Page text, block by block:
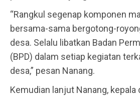
“Rangkul segenap komponen
bersama-sama bergotong-
desa. Selalu libatkan Badan
(BPD) dalam setiap kegiatan
desa,” pesan Nanang.
Kemudian lanjut Nanang, kepala